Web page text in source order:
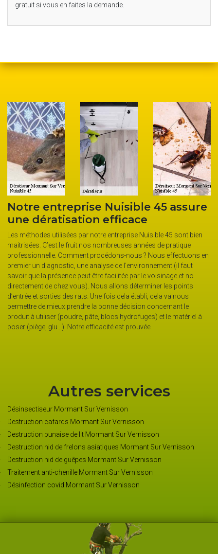
gratuit si vous en faites la demande.
Nuisible 45 assure
efficace
utilisées par notre entreprise Nuisible 45 sont bien
le fruit nos nombreuses années de pratique
Comment procédons-nous ? Nous effectuons en
une analyse de l’environnement (il faut
présence peut être facilitée par le voisinage et no
chez vous). Nous allons déterminer les points
des rats. Une fois cela établi, cela va nous
mieux prendre la bonne décision concernant le
(poudre, pâte, blocs hydrofuges) et le matériel à
glu…). Notre efficacité est prouvée.
Nuisible
Tout le monde à
et autres
cauchemars.
propositions
souris, pièges à
rongeurs
éliminer
singes. Notre
Autres services
Désinsectiseur Mormant Sur Vernisson
Destruction cafards Mormant Sur Vernisson
Destruction punaise de lit Mormant Sur Vernisson
Destruction nid de frelons asiatiques Mormant Sur Vernisson
Destruction nid de guêpes Mormant Sur Vernisson
Traitement anti-chenille Mormant Sur Vernisson
Désinfection covid Mormant Sur Vernisson